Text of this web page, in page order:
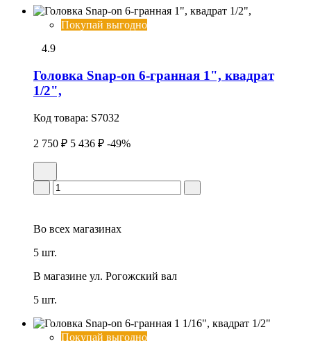
Покупай выгодно
4.9
Головка Snap-on 6-гранная 1", квадрат
1/2",
Код товара: S7032
2 750 ₽ 5 436 ₽ -49%
Во всех магазинах
5 шт.
В магазине ул. Рогожский вал
5 шт.
Покупай выгодно